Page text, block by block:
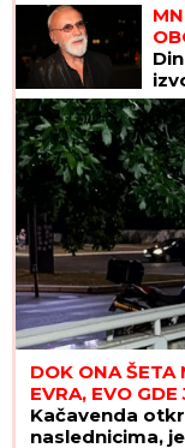
DOK ONA ŠETA
EVRA, EVO
Kačavenda
naslednicima,